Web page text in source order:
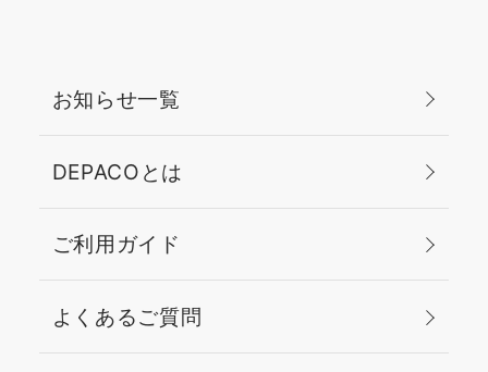
お知らせ一覧
DEPACOとは
ご利用ガイド
よくあるご質問